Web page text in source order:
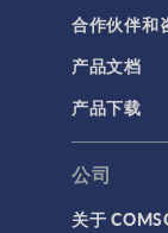
合作伙伴和
产品文档
产品下载
公司
关于